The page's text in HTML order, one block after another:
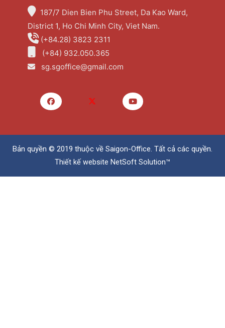
187/7 Dien Bien Phu Street, Da Kao Ward,
District 1, Ho Chi Minh City, Viet Nam.
(+84.28) 3823 2311
(+84) 932.050.365
sg.sgoffice@gmail.com
Bản quyền © 2019 thuộc về Saigon-Office. Tất cả các quyền.
Thiết kế website NetSoft Solution™